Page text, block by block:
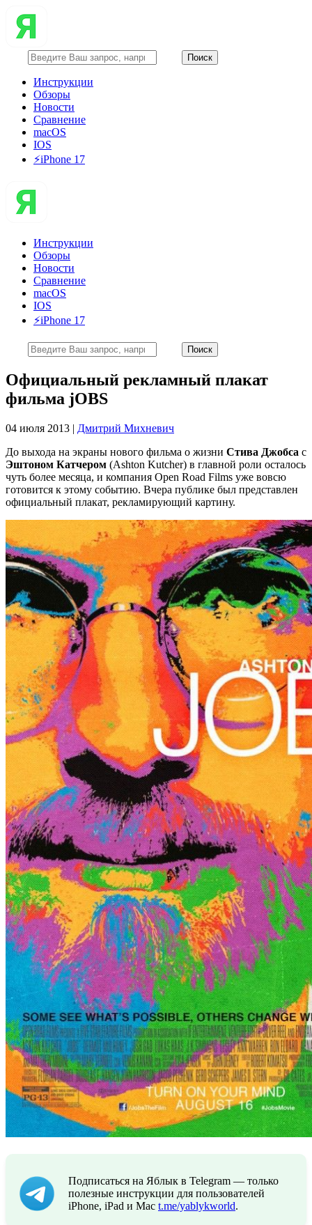
Инструкции
Обзоры
Новости
Сравнение
macOS
IOS
⚡️iPhone 17
Инструкции
Обзоры
Новости
Сравнение
macOS
IOS
⚡️iPhone 17
Официальный рекламный плакат
фильма jOBS
04 июля 2013 | Дмитрий Михневич
До выхода на экраны нового фильма о жизни Стива Джобса с
Эштоном Катчером (Ashton Kutcher) в главной роли осталось
чуть более месяца, и компания Open Road Films уже вовсю
готовится к этому событию. Вчера публике был представлен
официальный плакат, рекламирующий картину.
Подписаться на Яблык в Telegram — только
полезные инструкции для пользователей
iPhone, iPad и Mac t.me/yablykworld.